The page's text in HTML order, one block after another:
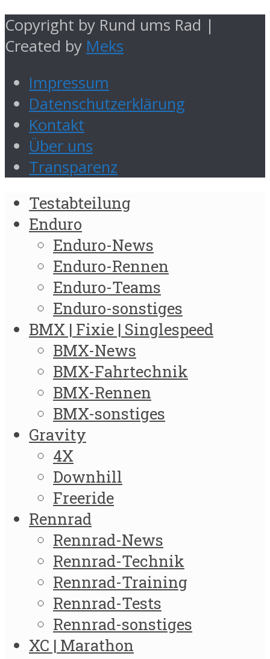
Copyright by Rund ums Rad |
Created by Meks
Impressum
Datenschutzerklärung
Kontakt
Über uns
Transparenz
Testabteilung
Enduro
Enduro-News
Enduro-Rennen
Enduro-Teams
Enduro-sonstiges
BMX | Fixie | Singlespeed
BMX-News
BMX-Fahrtechnik
BMX-Rennen
BMX-sonstiges
Gravity
4X
Downhill
Freeride
Rennrad
Rennrad-News
Rennrad-Technik
Rennrad-Training
Rennrad-Tests
Rennrad-sonstiges
XC | Marathon